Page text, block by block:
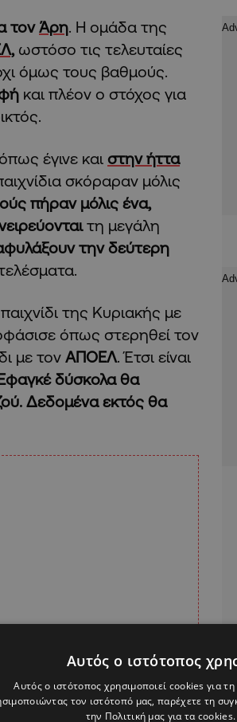
τονΆρη. Η ομάδα της
ωστόσο τις τελευταίες
όμως τους βαθμούς.
και πλέον ο στόχος για
έγινε και στην ήττα
σκόραραν μόλις
πήραν μόλις ένα,
τη μεγάλη
την δεύτερη
της Κυριακής με
όπως στερηθεί τον
με τον ΑΠΟΕΛ. Έτσι είναι
δύσκολα θα
Δεδομένα εκτός θα
Αυτός ο ιστότοπος
Αυτός ο ιστότοπος χρησιμοποιεί cookies για
τον ιστότοπό μας, παρέχετε τη
την Πολιτική μας για τα